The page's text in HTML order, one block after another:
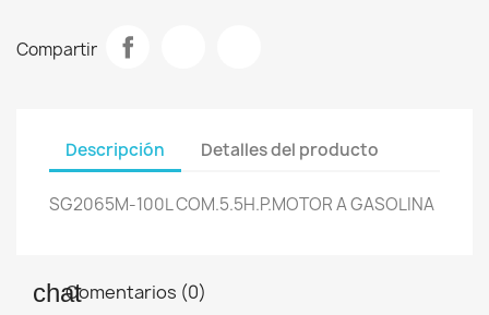
Compartir
Descripción Detalles del producto
SG2065M-100L COM.5.5H.P.MOTOR A GASOLINA
Comentarios (0)